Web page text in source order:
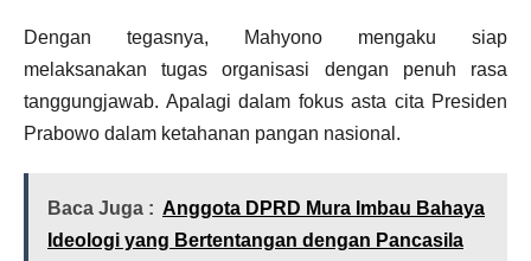
Dengan tegasnya, Mahyono mengaku siap
melaksanakan tugas organisasi dengan penuh rasa
tanggungjawab. Apalagi dalam fokus asta cita Presiden
Prabowo dalam ketahanan pangan nasional.
Baca Juga : Anggota DPRD Mura Imbau Bahaya
Ideologi yang Bertentangan dengan Pancasila